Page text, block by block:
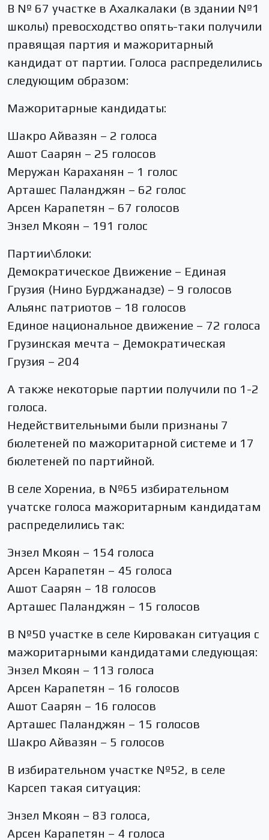
В № 67 участке в Ахалкалаки (в здании №1
школы) превосходство опять-таки получили
правящая партия и мажоритарный
кандидат от партии. Голоса распределились
следующим образом:
Мажоритарные кандидаты:
Шакро Айвазян – 2 голоса
Ашот Саарян – 25 голосов
Меружан Караханян – 1 голос
Арташес Паланджян – 62 голос
Арсен Карапетян – 67 голосов
Энзел Мкоян – 191 голос
Партии\блоки:
Демократическое Движение – Единая
Грузия (Нино Бурджанадзе) – 9 голосов
Альянс патриотов – 18 голосов
Единое национальное движение – 72 голоса
Грузинская мечта – Демократическая
Грузия – 204
А также некоторые партии получили по 1-2
голоса.
Недействительными были признаны 7
бюлетеней по мажоритарной системе и 17
бюлетеней по партийной.
В селе Хорениа, в №65 избирательном
учатске голоса мажоритарным кандидатам
распределились так:
Энзел Мкоян – 154 голоса
Арсен Карапетян – 45 голоса
Ашот Саарян – 18 голосов
Арташес Паланджян – 15 голосов
В №50 участке в селе Кировакан ситуация с
мажоритарными кандидатами следующая:
Энзел Мкоян – 113 голоса
Арсен Карапетян – 16 голосов
Ашот Саарян – 16 голосов
Арташес Паланджян – 15 голосов
Шакро Айвазян – 5 голосов
В избирательном участке №52, в селе
Карсеп такая ситуация:
Энзел Мкоян – 83 голоса,
Арсен Карапетян – 4 голоса